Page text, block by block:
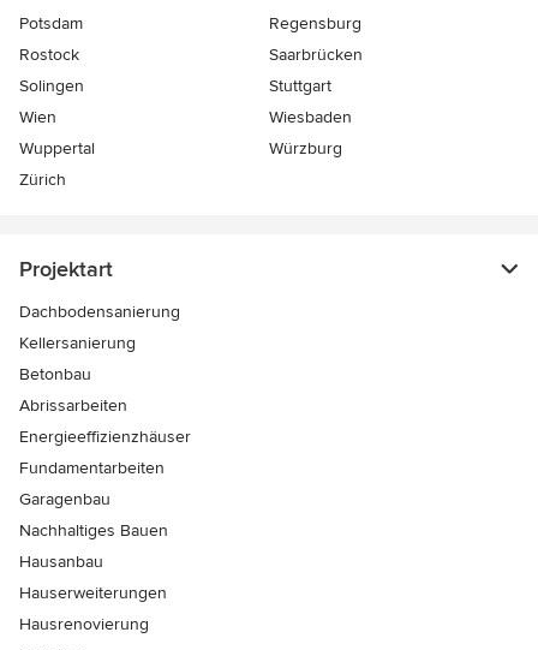
Potsdam
Regensburg
Rostock
Saarbrücken
Solingen
Stuttgart
Wien
Wiesbaden
Wuppertal
Würzburg
Zürich
Projektart
Dachbodensanierung
Kellersanierung
Betonbau
Abrissarbeiten
Energieeffizienzhäuser
Fundamentarbeiten
Garagenbau
Nachhaltiges Bauen
Hausanbau
Hauserweiterungen
Hausrenovierung